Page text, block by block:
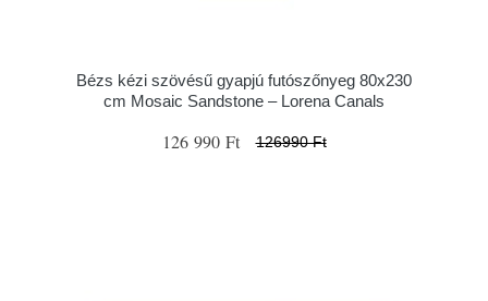
Bézs kézi szövésű gyapjú futószőnyeg 80x230
cm Mosaic Sandstone – Lorena Canals
126 990 Ft 126990 Ft